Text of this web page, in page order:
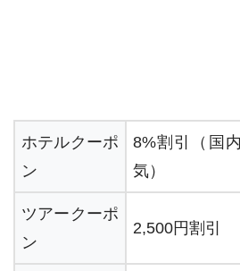
ホテルクーポ
ン
8%割引（国
気）
ツアークーポ
ン
2,500円割引